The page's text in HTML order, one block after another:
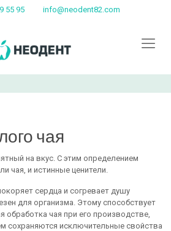
55 95 info@neodent82.com
чая
на вкус. С этим определением
чая, и истинные ценители.
сердца и согревает душу
для организма. Этому способствует
обработка чая при его производстве,
сохраняются исключительные свойства